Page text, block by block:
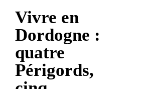
Vivre en
Dordogne :
quatre
Périgords,